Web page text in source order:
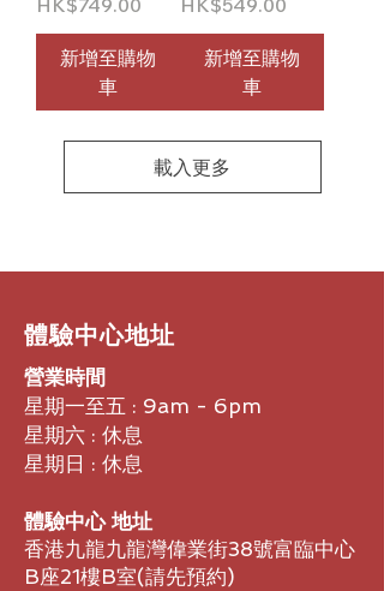
HK$749.00
新增至購物
車
HK$549.00
新增至購物
車
載入更多
​體驗中心地址
營業時間
星期一至五 : 9am - 6pm
星期六 : 休息
星期日 : 休息
體驗中心 地址
香港九龍九龍灣偉業街38號富臨中心
B座21樓B室​(請先預約)